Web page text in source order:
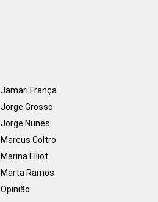
Jamari França
Jorge Grosso
Jorge Nunes
Marcus Coltro
Marina Elliot
Marta Ramos
Opinião